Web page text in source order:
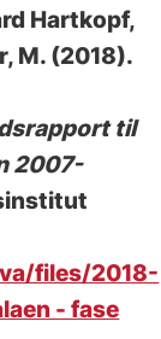
Hartkopf,
M. (2018).
til
2007-
files/2018-
- fase